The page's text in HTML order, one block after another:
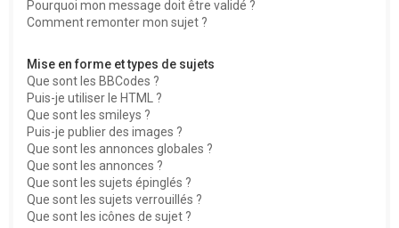
Pourquoi mon message doit être validé ?
Comment remonter mon sujet ?
Mise en forme et types de sujets
Que sont les BBCodes ?
Puis-je utiliser le HTML ?
Que sont les smileys ?
Puis-je publier des images ?
Que sont les annonces globales ?
Que sont les annonces ?
Que sont les sujets épinglés ?
Que sont les sujets verrouillés ?
Que sont les icônes de sujet ?